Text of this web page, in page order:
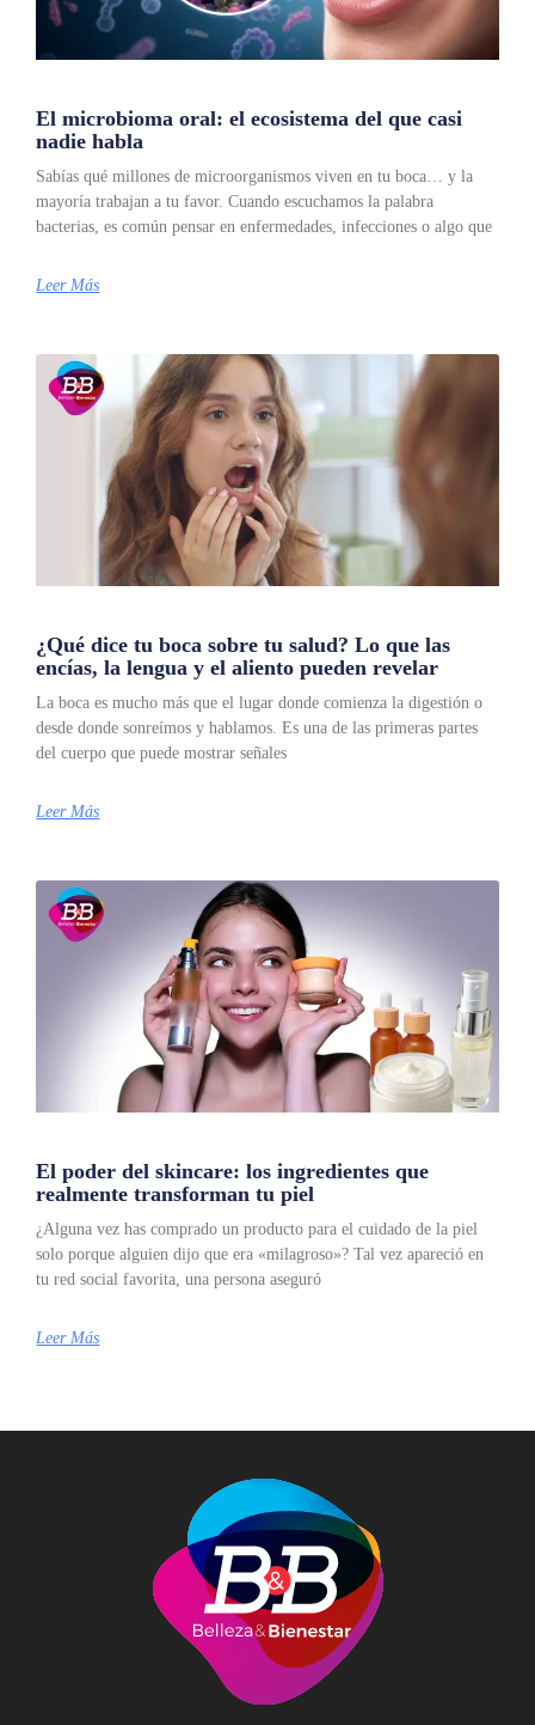
El microbioma oral: el ecosistema del que casi
nadie habla
Sabías qué millones de microorganismos viven en tu boca… y la
mayoría trabajan a tu favor. Cuando escuchamos la palabra
bacterias, es común pensar en enfermedades, infecciones o algo que
Leer Más
¿Qué dice tu boca sobre tu salud? Lo que las
encías, la lengua y el aliento pueden revelar
La boca es mucho más que el lugar donde comienza la digestión o
desde donde sonreímos y hablamos. Es una de las primeras partes
del cuerpo que puede mostrar señales
Leer Más
El poder del skincare: los ingredientes que
realmente transforman tu piel
¿Alguna vez has comprado un producto para el cuidado de la piel
solo porque alguien dijo que era «milagroso»? Tal vez apareció en
tu red social favorita, una persona aseguró
Leer Más